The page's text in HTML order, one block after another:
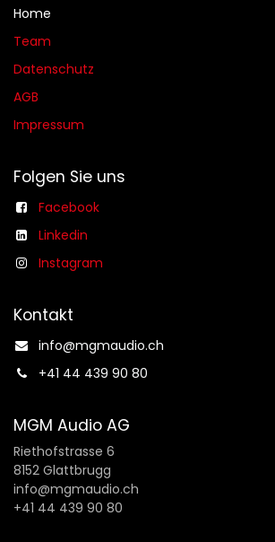
Home
Team
Datenschutz
AGB​​
Impressum
Folgen Sie uns
Facebook
Linkedin
Instagram
Kontakt
info@mgmaudio.ch​
+41 44 439 90 80
MGM Audio AG
Riethofstrasse 6
8152 Glattbrugg
info@mgmaudio.ch
+41 44 439 90 80